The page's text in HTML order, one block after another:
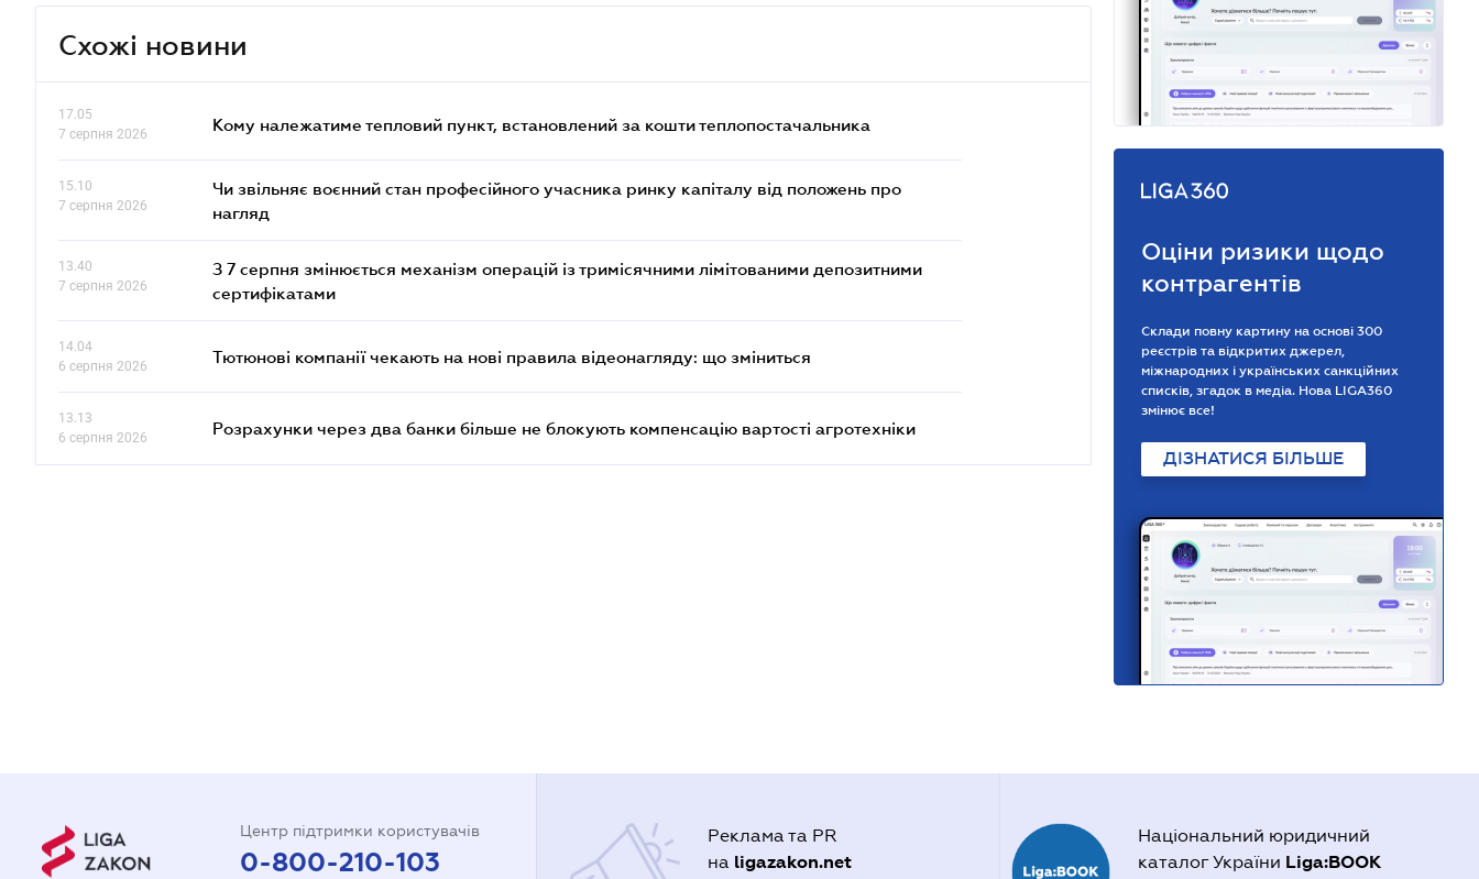
Схожі новини
17.05
7 серпня 2026
Кому належатиме тепловий пункт, встановлений за кошти теплопостачальника
15.10
7 серпня 2026
Чи звільняє воєнний стан професійного учасника ринку капіталу від положень про
нагляд
13.40
7 серпня 2026
З 7 серпня змінюється механізм операцій із тримісячними лімітованими депозитними
сертифікатами
14.04
6 серпня 2026
Тютюнові компанії чекають на нові правила відеонагляду: що зміниться
13.13
6 серпня 2026
Розрахунки через два банки більше не блокують компенсацію вартості агротехніки
Оціни ризики щодо
контрагентів
Склади повну картину на основі 300
реєстрів та відкритих джерел,
міжнародних і українських санкційних
списків, згадок в медіа. Нова LIGA360
змінює все!
ДІЗНАТИСЯ БІЛЬШЕ
Центр підтримки користувачів
0-800-210-103
Реклама та PR
на ligazakon.net
Національний юридичний
каталог України Liga:BOOK